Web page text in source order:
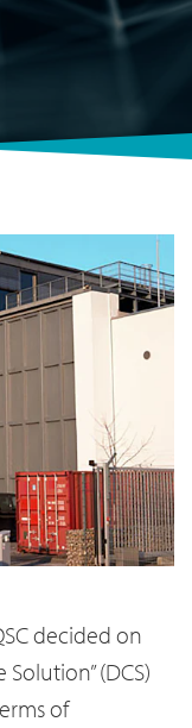
decided on
(DCS)
of